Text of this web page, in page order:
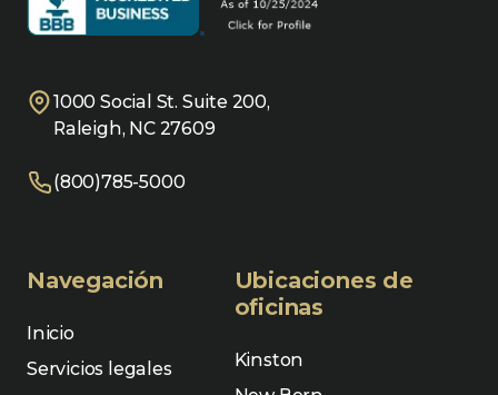
Navegación
Inicio
Servicios legales
Ubicaciones de
oficinas
Kinston
1000 Social St. Suite 200,
Raleigh, NC 27609
(800)785-5000